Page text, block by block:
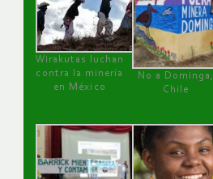
Wirakutas luchan
contra la minería
en México
No a Dominga,
Chile